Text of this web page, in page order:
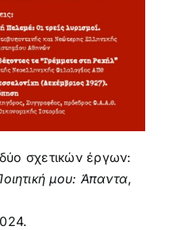
σχετικών έργων:
μου: Άπαντα,